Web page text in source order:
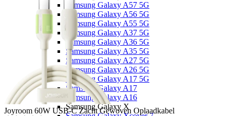
Samsung Galaxy A57 5G
Samsung Galaxy A56 5G
Samsung Galaxy A55 5G
Samsung Galaxy A37 5G
Samsung Galaxy A36 5G
Samsung Galaxy A35 5G
Samsung Galaxy A27 5G
Samsung Galaxy A26 5G
Samsung Galaxy A17 5G
Samsung Galaxy A17
Samsung Galaxy A16
Samsung Galaxy X
Joyroom 60W USB-C Zacht Gewoven Oplaadkabel